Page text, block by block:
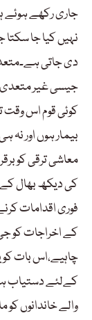
جاری رکھے ہوئے
نہیں کیا جا
دی جاتی
جیسی غیر متعدی
کوئی قوم اس
بیمار ہوں اور
معاشی ترقی کو
کی دیکھ بھال کے
فوری اقدامات
چاہیے،اس بات
کےلئے دستیاب
والے خاندانوں